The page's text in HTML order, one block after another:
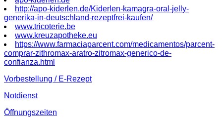
http://apo-kiderlen.de/Kiderlen-kamagra-oral-jelly-
generika-in-deutschland-rezeptfrei-kaufen/
www.tricoterie.be
www.kreuzapotheke.eu
https://www.farmaciaparcent.com/medicamentos/parcent-
comprar-zithromax-aratro-zitromax-generico-de-
confianza.html
Vorbestellung / E-Rezept
Notdienst
Öffnungszeiten